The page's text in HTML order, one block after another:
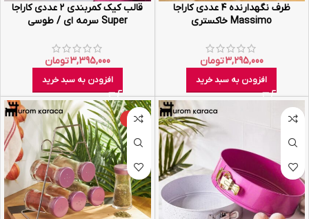
ظرف نگهدارنده ۴ عددی کاراجا
Massimo خاکستری
3,295,000تومان
افزودن به سبد خرید
قالب کیک کمربندی ۲ عددی کاراجا
Super سرمه ای / طوسی
3,395,000تومان
افزودن به سبد خرید
-8%